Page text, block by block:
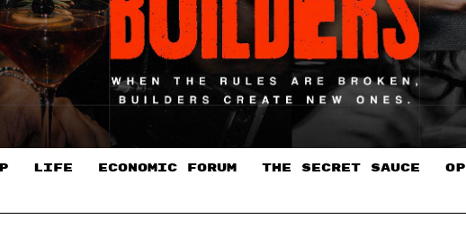
LIFE ECONOMIC FORUM THE SECRET SAUCE​